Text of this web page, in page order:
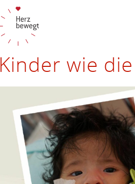
Kinder wie